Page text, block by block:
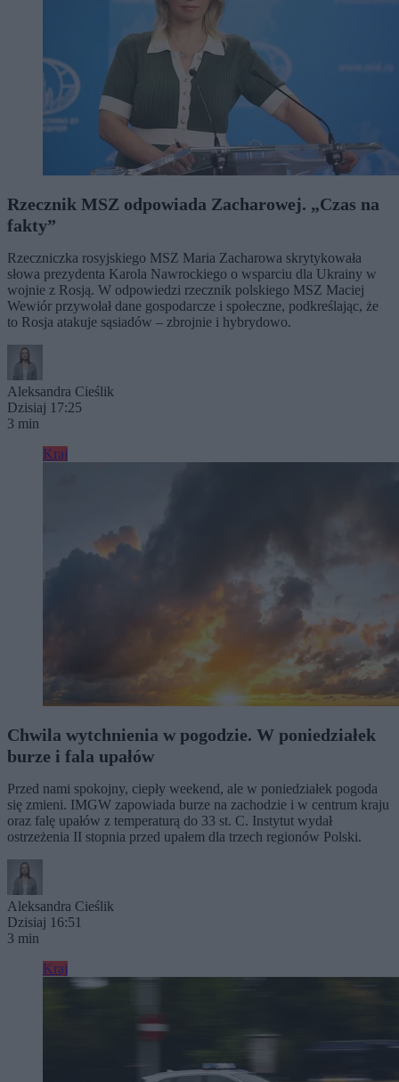
Rzecznik MSZ odpowiada Zacharowej. „Czas na
fakty”
Rzeczniczka rosyjskiego MSZ Maria Zacharowa skrytykowała
słowa prezydenta Karola Nawrockiego o wsparciu dla Ukrainy w
wojnie z Rosją. W odpowiedzi rzecznik polskiego MSZ Maciej
Wewiór przywołał dane gospodarcze i społeczne, podkreślając, że
to Rosja atakuje sąsiadów – zbrojnie i hybrydowo.
Aleksandra Cieślik
Dzisiaj 17:25
3 min
Kraj
Chwila wytchnienia w pogodzie. W poniedziałek
burze i fala upałów
Przed nami spokojny, ciepły weekend, ale w poniedziałek pogoda
się zmieni. IMGW zapowiada burze na zachodzie i w centrum kraju
oraz falę upałów z temperaturą do 33 st. C. Instytut wydał
ostrzeżenia II stopnia przed upałem dla trzech regionów Polski.
Aleksandra Cieślik
Dzisiaj 16:51
3 min
Kraj